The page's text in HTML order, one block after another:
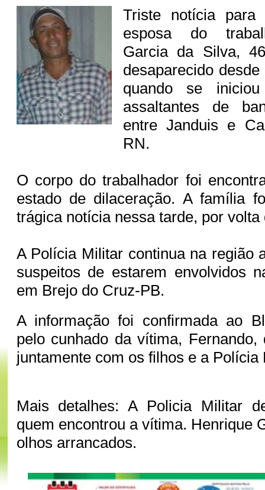
Triste notícia
esposa do
Garcia da Silva,
desaparecido
quando se
assaltantes de
entre Janduis e
RN.
O corpo do trabalhador foi
estado de dilaceração. A família
trágica notícia nessa tarde, por
A Polícia Militar continua na região
suspeitos de estarem envolvidos
em Brejo do Cruz-PB.
A informação foi confirmada ao
pelo cunhado da vítima,
juntamente com os filhos e a
Mais detalhes: A Policia Militar
quem encontrou a vítima. Henrique
olhos arrancados.